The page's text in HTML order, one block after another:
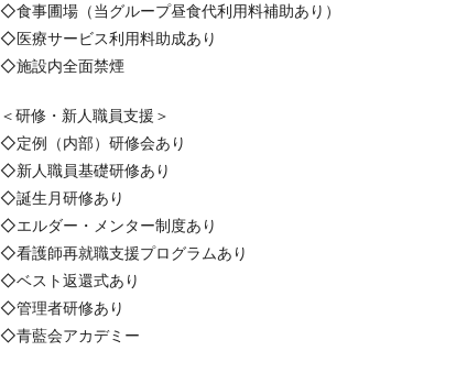
◇食事圃場（当グループ昼食代利用料補助あり）
◇医療サービス利用料助成あり
◇施設内全面禁煙
＜研修・新人職員支援＞
◇定例（内部）研修会あり
◇新人職員基礎研修あり
◇誕生月研修あり
◇エルダー・メンター制度あり
◇看護師再就職支援プログラムあり
◇ベスト返還式あり
◇管理者研修あり
◇青藍会アカデミー